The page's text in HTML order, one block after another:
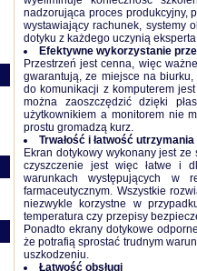
nadzorująca proces produkcyjny,
wystawiający rachunek, systemy
dotyku z każdego uczynią
Efektywne wykorzystanie
Przestrzeń jest cenna, więc
gwarantują, ze miejsce na
do komunikacji z komputerem
można zaoszczędzić dzięki
użytkownikiem a monitorem nie
prostu gromadzą kurz.
Trwałość i łatwość
Ekran dotykowy wykonany jest
czyszczenie jest więc łatwe i
warunkach występujących w
farmaceutycznym. Wszystkie
niezwykle korzystne w
temperatura czy przepisy
Ponadto ekrany dotykowe
że potrafią sprostać trudnym
uszkodzeniu.
Łatwość obsługi